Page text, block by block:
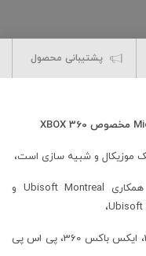
پشتیبانی محصول
موزیکال و شبیه سازی است،
که توسط شرکت Ubisoft Montpellier با همکاری Ubisoft Montreal و
در آوریل 2011 برای پلتفرم های پلی استیشن 3، ایکس باکس 360، پی اس پی